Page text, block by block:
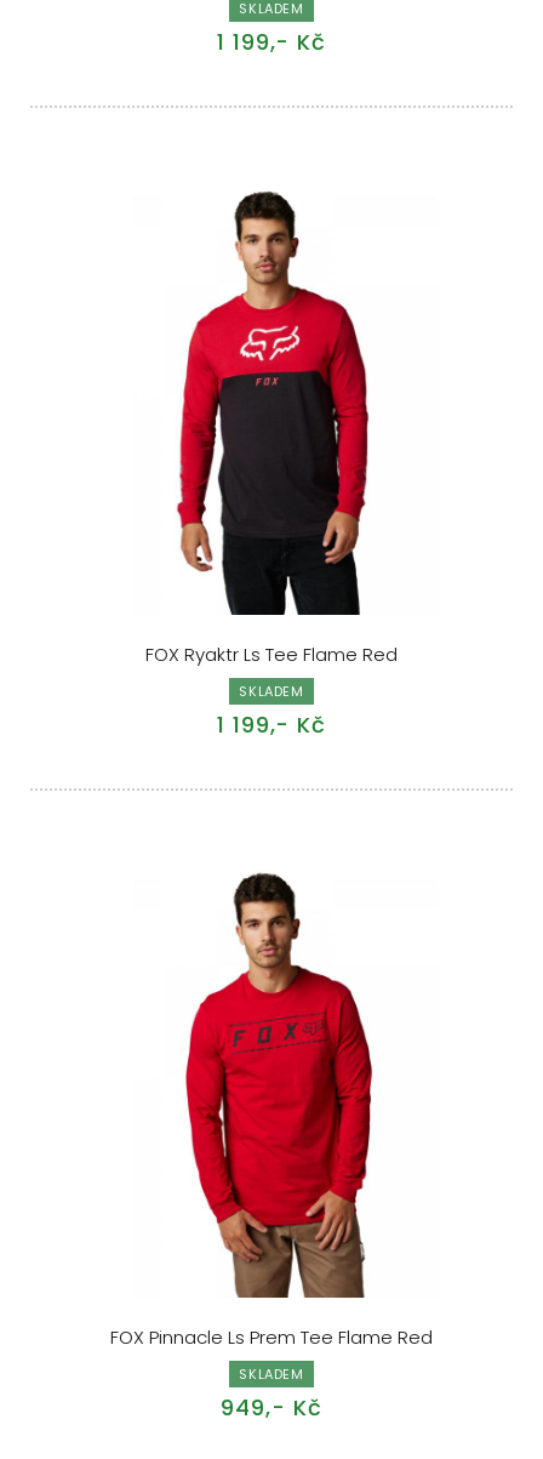
SKLADEM
1 199,- Kč
FOX Ryaktr Ls Tee Flame Red
SKLADEM
1 199,- Kč
FOX Pinnacle Ls Prem Tee Flame Red
SKLADEM
949,- Kč